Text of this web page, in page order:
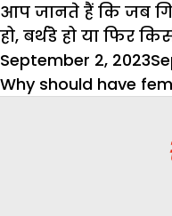
आप जानते हैं कि जब
हो, बर्थडे हो या फिर
Posted
on
September 2, 2023
Why should have